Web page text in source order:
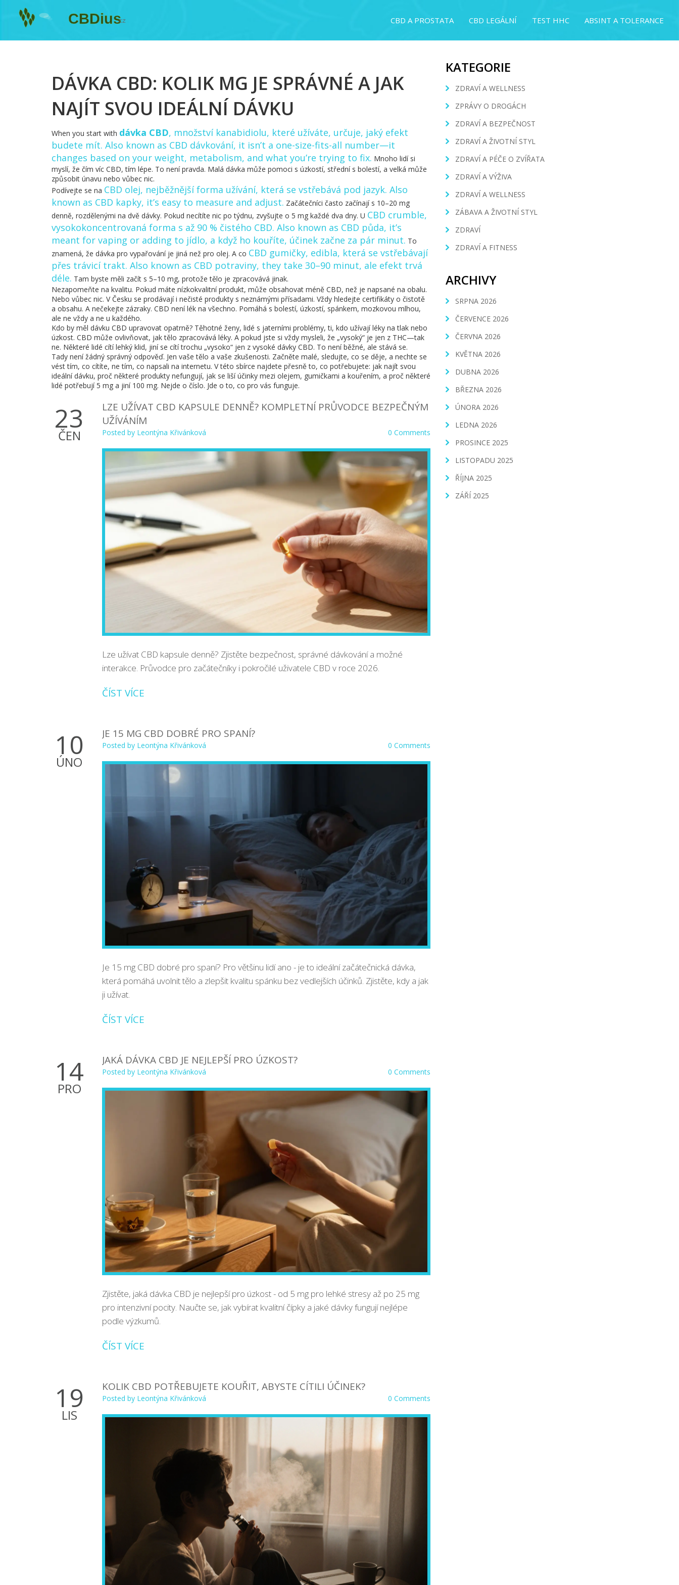
CBD A PROSTATA CBD LEGÁLNÍ TEST HHC ABSINT A TOLERANCE
DÁVKA CBD: KOLIK MG JE SPRÁVNÉ A JAK
NAJÍT SVOU IDEÁLNÍ DÁVKU
When you start with dávka CBD, množství kanabidiolu, které užíváte, určuje, jaký efekt
budete mít. Also known as CBD dávkování, it isn’t a one-size-fits-all number—it
changes based on your weight, metabolism, and what you’re trying to fix. Mnoho lidí si
myslí, že čím víc CBD, tím lépe. To není pravda. Malá dávka může pomoci s úzkostí, střední s bolestí, a velká může
způsobit únavu nebo vůbec nic.
Podívejte se na CBD olej, nejběžnější forma užívání, která se vstřebává pod jazyk. Also
known as CBD kapky, it’s easy to measure and adjust. Začátečníci často začínají s 10–20 mg
denně, rozdělenými na dvě dávky. Pokud necítíte nic po týdnu, zvyšujte o 5 mg každé dva dny. U CBD crumble,
vysokokoncentrovaná forma s až 90 % čistého CBD. Also known as CBD půda, it’s
meant for vaping or adding to jídlo, a když ho kouříte, účinek začne za pár minut. To
znamená, že dávka pro vypařování je jiná než pro olej. A co CBD gumičky, edibla, která se vstřebávají
přes trávicí trakt. Also known as CBD potraviny, they take 30–90 minut, ale efekt trvá
déle. Tam byste měli začít s 5–10 mg, protože tělo je zpracovává jinak.
Nezapomeňte na kvalitu. Pokud máte nízkokvalitní produkt, může obsahovat méně CBD, než je napsané na obalu.
Nebo vůbec nic. V Česku se prodávají i nečisté produkty s neznámými přísadami. Vždy hledejte certifikáty o čistotě
a obsahu. A nečekejte zázraky. CBD není lék na všechno. Pomáhá s bolestí, úzkostí, spánkem, mozkovou mlhou,
ale ne vždy a ne u každého.
Kdo by měl dávku CBD upravovat opatrně? Těhotné ženy, lidé s jaterními problémy, ti, kdo užívají léky na tlak nebo
úzkost. CBD může ovlivňovat, jak tělo zpracovává léky. A pokud jste si vždy mysleli, že „vysoký“ je jen z THC—tak
ne. Některé lidé cítí lehký klid, jiní se cítí trochu „vysoko“ jen z vysoké dávky CBD. To není běžné, ale stává se.
Tady není žádný správný odpověď. Jen vaše tělo a vaše zkušenosti. Začněte malé, sledujte, co se děje, a nechte se
vést tím, co cítíte, ne tím, co napsali na internetu. V této sbírce najdete přesně to, co potřebujete: jak najít svou
ideální dávku, proč některé produkty nefungují, jak se liší účinky mezi olejem, gumičkami a kouřením, a proč některé
lidé potřebují 5 mg a jiní 100 mg. Nejde o číslo. Jde o to, co pro vás funguje.
23
ČEN
LZE UŽÍVAT CBD KAPSULE DENNĚ? KOMPLETNÍ PRŮVODCE BEZPEČNÝM
UŽÍVÁNÍM
Posted by Leontýna Křivánková 0 Comments
Lze užívat CBD kapsule denně? Zjistěte bezpečnost, správné dávkování a možné
interakce. Průvodce pro začátečníky i pokročilé uživatele CBD v roce 2026.
ČÍST VÍCE
10
ÚNO
JE 15 MG CBD DOBRÉ PRO SPANÍ?
Posted by Leontýna Křivánková 0 Comments
Je 15 mg CBD dobré pro spaní? Pro většinu lidí ano - je to ideální začátečnická dávka,
která pomáhá uvolnit tělo a zlepšit kvalitu spánku bez vedlejších účinků. Zjistěte, kdy a jak
ji užívat.
ČÍST VÍCE
14
PRO
JAKÁ DÁVKA CBD JE NEJLEPŠÍ PRO ÚZKOST?
Posted by Leontýna Křivánková 0 Comments
Zjistěte, jaká dávka CBD je nejlepší pro úzkost - od 5 mg pro lehké stresy až po 25 mg
pro intenzivní pocity. Naučte se, jak vybírat kvalitní čípky a jaké dávky fungují nejlépe
podle výzkumů.
ČÍST VÍCE
19
LIS
KOLIK CBD POTŘEBUJETE KOUŘIT, ABYSTE CÍTILI ÚČINEK?
Posted by Leontýna Křivánková 0 Comments
KATEGORIE
ZDRAVÍ A WELLNESS
ZPRÁVY O DROGÁCH
ZDRAVÍ A BEZPEČNOST
ZDRAVÍ A ŽIVOTNÍ STYL
ZDRAVÍ A PÉČE O ZVÍŘATA
ZDRAVÍ A VÝŽIVA
ZDRAVÍ A WELLNESS
ZÁBAVA A ŽIVOTNÍ STYL
ZDRAVÍ
ZDRAVÍ A FITNESS
ARCHIVY
SRPNA 2026
ČERVENCE 2026
ČERVNA 2026
KVĚTNA 2026
DUBNA 2026
BŘEZNA 2026
ÚNORA 2026
LEDNA 2026
PROSINCE 2025
LISTOPADU 2025
ŘÍJNA 2025
ZÁŘÍ 2025